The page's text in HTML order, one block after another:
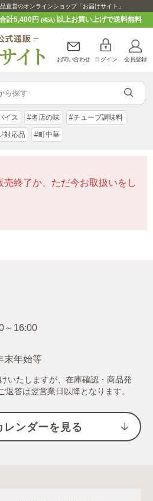
直営のオンラインショップ「お届けサイト」
計5,400円 (税込)以上お買い上げで送料無料
お問い合わせ ログイン 会員登録
イス #名店の味 #チューブ調味料
対応品 #町中華
売終了か、ただ今お取扱いをし
末年始等
たしますが、在庫確認・商品発
返答は翌営業日以降となります。
レンダーを見る